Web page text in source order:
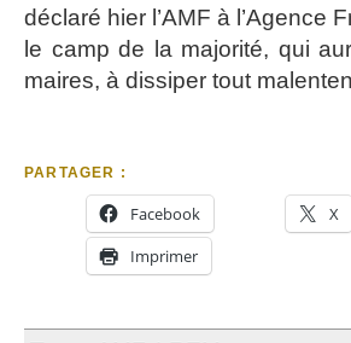
déclaré hier l’AMF à l’Agence
le camp de la majorité, qui
maires, à dissiper tout
PARTAGER :
Facebook X
Imprimer